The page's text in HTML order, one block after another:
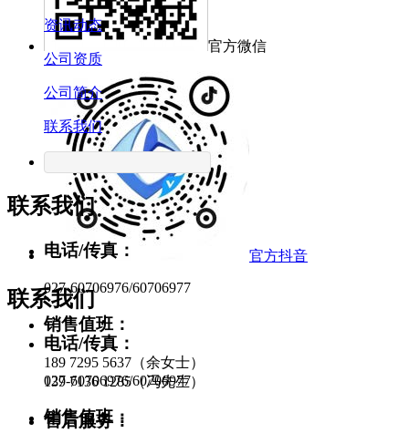
资讯动态
公司资质
公司简介
联系我们
联系我们
电话/传真：
027-60706976/60706977
销售值班：
189 7295 5637（余女士）
139 7136 1285（冯先生）
售后服务：
官方微信
官方抖音
联系我们
电话/传真：
027-60706976/60706977
销售值班：